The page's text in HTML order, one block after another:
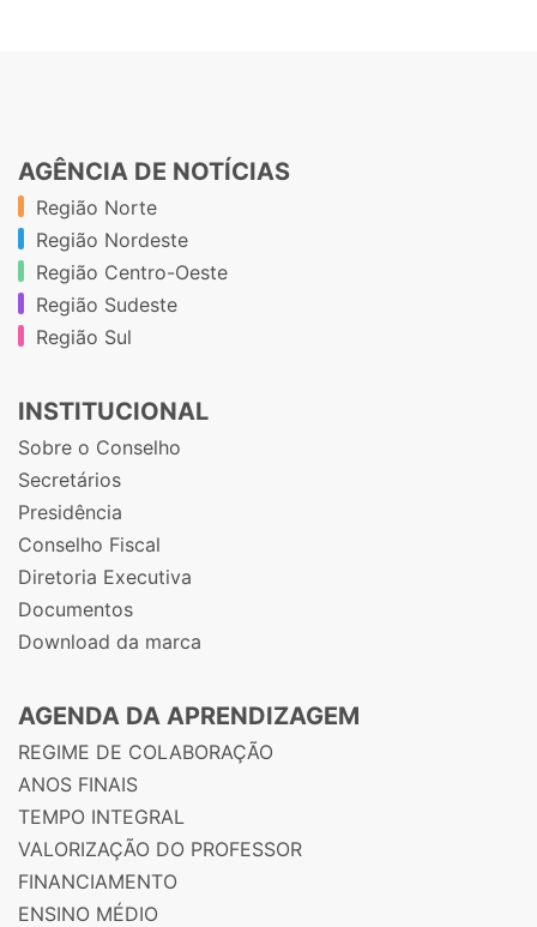
AGÊNCIA DE NOTÍCIAS
Região Norte
Região Nordeste
Região Centro-Oeste
Região Sudeste
Região Sul
INSTITUCIONAL
Sobre o Conselho
Secretários
Presidência
Conselho Fiscal
Diretoria Executiva
Documentos
Download da marca
AGENDA DA APRENDIZAGEM
REGIME DE COLABORAÇÃO
ANOS FINAIS
TEMPO INTEGRAL
VALORIZAÇÃO DO PROFESSOR
FINANCIAMENTO
ENSINO MÉDIO